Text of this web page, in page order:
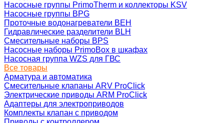
Насосные группы PrimoTherm и коллекторы KSV
Насосные группы BPG
Проточные водонагреватели BEH
Гидравлические разделители BLH
Смесительные наборы BPS
Насосные наборы PrimoBox в шкафах
Насосная группа WZS для ГВС
Все товары
Арматура и автоматика
Смесительные клапаны ARV ProClick
Электрические приводы ARM ProClick
Адаптеры для электроприводов
Комплекты клапан с приводом